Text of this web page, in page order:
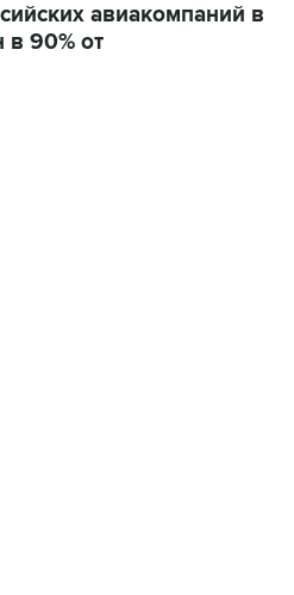
авиакомпаний в
90% от